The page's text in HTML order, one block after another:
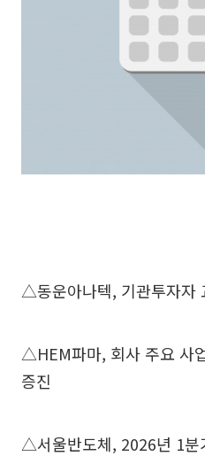
△동운아나텍, 기관투자자
△HEM파마, 회사 주요 사
증진
△서울반도체, 2026년 1분